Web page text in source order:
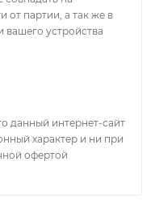
от партии, а так же в
вашего устройства
данный интернет-сайт
характер и ни при
офертой